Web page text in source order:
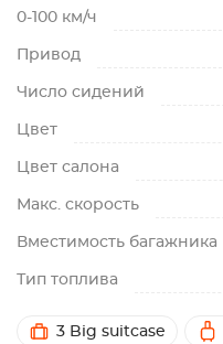
0-100 км/ч
Привод
Число сидений
Цвет
Цвет салона
Макс. скорость
Вместимость багажника
Тип топлива
3 Big suitcase